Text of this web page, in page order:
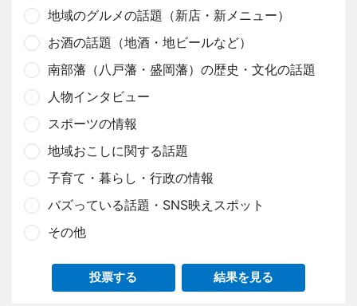
地域のグルメの話題（新店・新メニュー）
お酒の話題（地酒・地ビールなど）
南部藩（八戸藩・盛岡藩）の歴史・文化の話題
人物インタビュー
スポーツの情報
地域おこしに関する話題
子育て・暮らし・行政の情報
バズっている話題・SNS映えスポット
その他
投票する 結果を見る